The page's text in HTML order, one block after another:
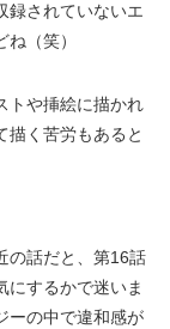
録されていないエ
（笑）
や挿絵に描かれ
描く苦労もあると
の話だと、第16話
にするかで迷いま
ーの中で違和感が